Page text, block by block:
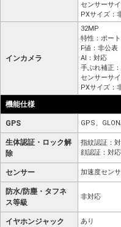
センサーサ
PXサイズ：
インカメラ
32MP
特性：ポー
F値：非公表
AI：対応
手ぶれ補正
センサーサ
PXサイズ：
機能仕様
GPS GPS、
生体認証・ロック解
除
指紋認証：
顔認証：対応
センサー 加速度セン
防水/防塵・タフネ
ス等級
非対応
イヤホンジャック あり